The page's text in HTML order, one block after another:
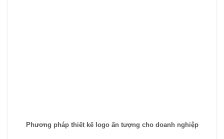
Phương pháp thiết kế logo ấn tượng cho doanh nghiệp